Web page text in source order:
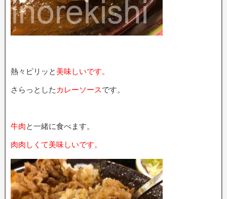
熱々ピリッと 美味しいです。
さらっとした カレーソースです。
牛肉と一緒に食べます。
肉肉しくて美味しいです。